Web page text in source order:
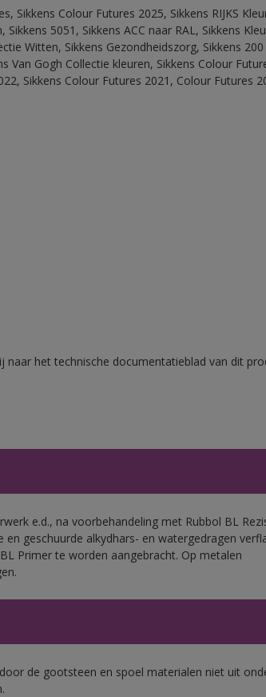
Sikkens Colour Futures 2025, Sikkens RIJKS
5051, Sikkens ACC naar RAL, Sikkens
Witten, Sikkens Gezondheidszorg, Sikkens
Van Gogh Collectie kleuren, Sikkens Colour
Sikkens Colour Futures 2021, Colour Futures
het technische documentatieblad van dit
e.d., na voorbehandeling met Rubbol BL
geschuurde alkydhars- en watergedragen
Primer te worden aangebracht. Op metalen
de gootsteen en spoel materialen niet uit